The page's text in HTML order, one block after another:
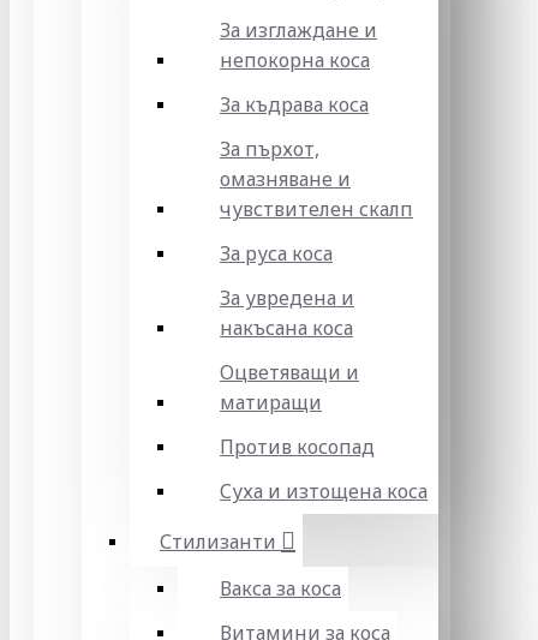
За изглаждане и
непокорна коса
За къдрава коса
За пърхот,
омазняване и
чувствителен скалп
За руса коса
За увредена и
накъсана коса
Оцветяващи и
матиращи
Против косопад
Суха и изтощена коса
Стилизанти
Вакса за коса
Витамини за коса